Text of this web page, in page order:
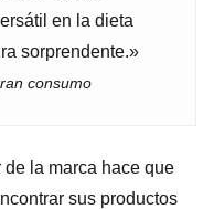
en la dieta
sorprendente.»
consumo
la marca hace que
sus productos